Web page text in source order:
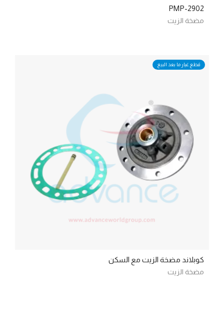
PMP-2902
مضخة الزيت
قطع غيار ما بعد البيع
كوبلاند مضخة الزيت مع السكن
مضخة الزيت